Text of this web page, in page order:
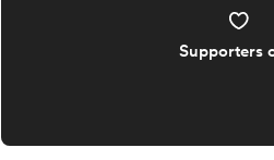
Supporters